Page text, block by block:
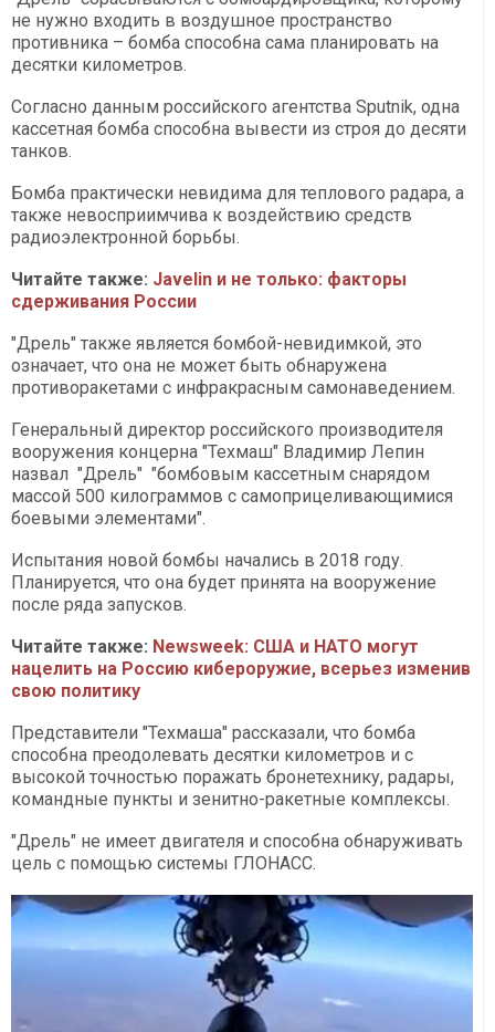
не нужно входить в воздушное пространство
противника – бомба способна сама планировать на
десятки километров.
Согласно данным российского агентства Sputnik, одна
кассетная бомба способна вывести из строя до десяти
танков.
Бомба практически невидима для теплового радара, а
также невосприимчива к воздействию средств
радиоэлектронной борьбы.
Читайте также: Javelin и не только: факторы
сдерживания России
"Дрель" также является бомбой-невидимкой, это
означает, что она не может быть обнаружена
противоракетами с инфракрасным самонаведением.
Генеральный директор российского производителя
вооружения концерна "Техмаш" Владимир Лепин
назвал "Дрель" "бомбовым кассетным снарядом
массой 500 килограммов с самоприцеливающимися
боевыми элементами".
Испытания новой бомбы начались в 2018 году.
Планируется, что она будет принята на вооружение
после ряда запусков.
Читайте также: Newsweek: США и НАТО могут
нацелить на Россию кибероружие, всерьез изменив
свою политику
Представители "Техмаша" рассказали, что бомба
способна преодолевать десятки километров и с
высокой точностью поражать бронетехнику, радары,
командные пункты и зенитно-ракетные комплексы.
"Дрель" не имеет двигателя и способна обнаруживать
цель с помощью системы ГЛОНАСС.